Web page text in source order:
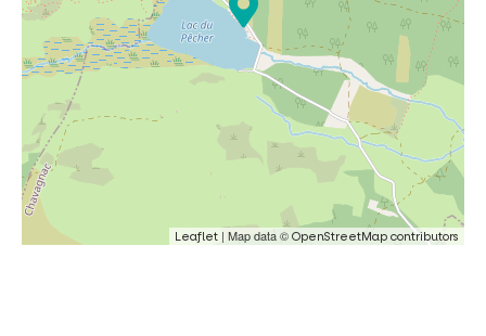
Leaflet | Map data © OpenStreetMap contributors